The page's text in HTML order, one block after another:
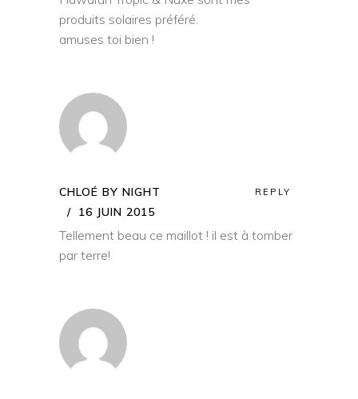
produits solaires préféré.
amuses toi bien !
CHLOÉ BY NIGHT
16 JUIN 2015
REPLY
Tellement beau ce maillot ! il est à tomber
par terre!